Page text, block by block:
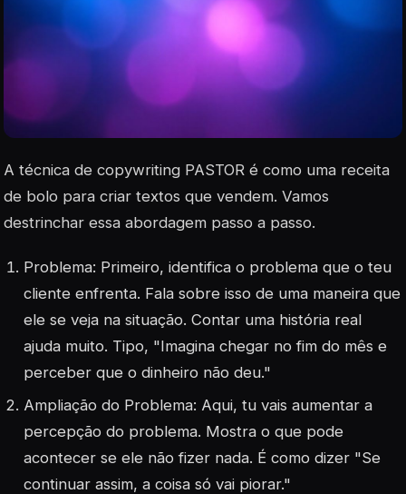
A técnica de copywriting PASTOR é como uma receita
de bolo para criar textos que vendem. Vamos
destrinchar essa abordagem passo a passo.
Problema: Primeiro, identifica o problema que o teu
cliente enfrenta. Fala sobre isso de uma maneira que
ele se veja na situação. Contar uma história real
ajuda muito. Tipo, "Imagina chegar no fim do mês e
perceber que o dinheiro não deu."
Ampliação do Problema: Aqui, tu vais aumentar a
percepção do problema. Mostra o que pode
acontecer se ele não fizer nada. É como dizer "Se
continuar assim, a coisa só vai piorar."